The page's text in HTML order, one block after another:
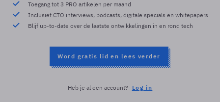
Toegang tot 3 PRO artikelen per maand
Inclusief CTO interviews, podcasts, digitale specials en whitepapers
Blijf up-to-date over de laatste ontwikkelingen in en rond tech
Word gratis lid en lees verder
Heb je al een account? Log in